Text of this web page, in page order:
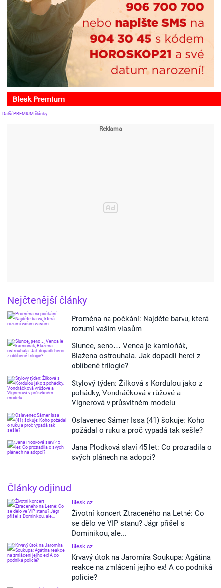
Blesk Premium
Další PREMIUM články
Nejčtenější články
Proměna na počkání: Najděte barvu, která
rozumí vašim vlasům
Slunce, seno… Venca je kamioňák,
Blažena ostrouhala. Jak dopadli herci z
oblíbené trilogie?
Stylový týden: Žilková s Kordulou jako z
pohádky, Vondráčková v růžové a
Vignerová v průsvitném modelu
Oslavenec Sámer Issa (41) šokuje: Koho
požádal o ruku a proč vypadá tak sešle?
Jana Plodková slaví 45 let: Co prozradila o
svých plánech na adopci?
Články odjinud
Blesk.cz
Životní koncert Ztraceného na Letné: Co
se dělo ve VIP stanu? Jágr přišel s
Dominikou, ale...
Blesk.cz
Krvavý útok na Jaromíra Soukupa: Agátina
reakce na zmlácení jejího ex! A co podniká
policie?